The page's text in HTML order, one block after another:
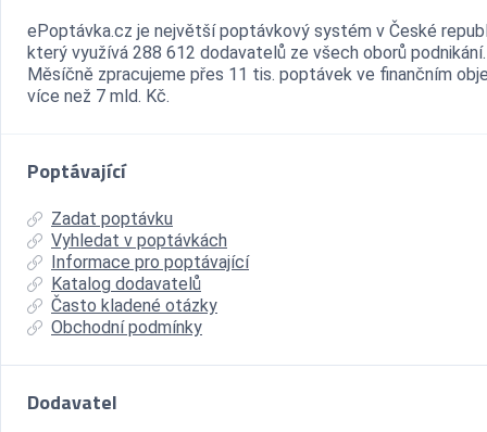
ePoptávka.cz je největší poptávkový systém v České
který využívá 288 612 dodavatelů ze všech oborů podnikání.
Měsíčně zpracujeme přes 11 tis. poptávek ve finančním
více než 7 mld. Kč.
Poptávající
Zadat poptávku
Vyhledat v poptávkách
Informace pro poptávající
Katalog dodavatelů
Často kladené otázky
Obchodní podmínky
Dodavatel